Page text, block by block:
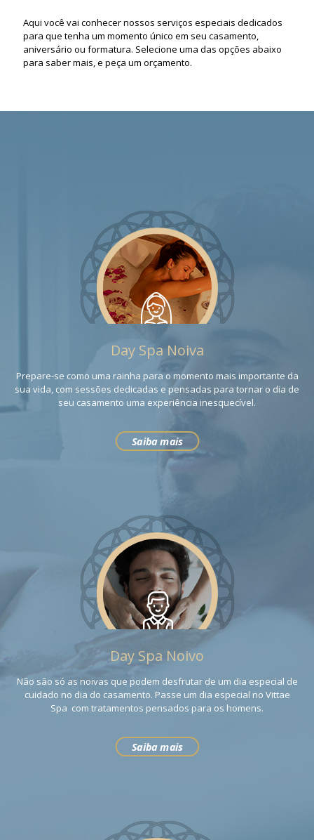
Aqui você vai conhecer nossos serviços especiais dedicados
para que tenha um momento único em seu casamento,
aniversário ou formatura. Selecione uma das opções abaixo
para saber mais, e peça um orçamento.
Day Spa Noiva
Prepare-se como uma rainha para o momento mais importante da
sua vida, com sessões dedicadas e pensadas para tornar o dia de
seu casamento uma experiência inesquecível.
Saiba mais
Day Spa Noivo
Não são só as noivas que podem desfrutar de um dia especial de
cuidado no dia do casamento. Passe um dia especial no Vittae
Spa com tratamentos pensados para os homens.
Saiba mais